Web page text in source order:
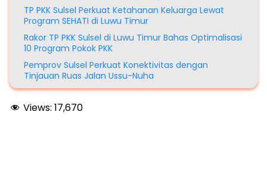
TP PKK Sulsel Perkuat Ketahanan Keluarga Lewat
Program SEHATI di Luwu Timur
Rakor TP PKK Sulsel di Luwu Timur Bahas Optimalisasi
10 Program Pokok PKK
Pemprov Sulsel Perkuat Konektivitas dengan
Tinjauan Ruas Jalan Ussu-Nuha
Views: 17,670